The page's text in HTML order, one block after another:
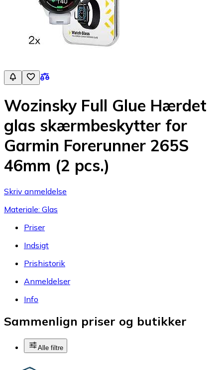
Wozinsky Full Glue Hærdet
glas skærmbeskytter for
Garmin Forerunner 265S
46mm (2 pcs.)
Skriv anmeldelse
Materiale: Glas
Priser
Indsigt
Prishistorik
Anmeldelser
Info
Sammenlign priser og butikker
Alle filtre